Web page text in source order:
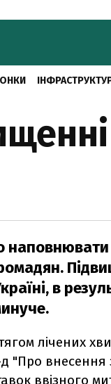
в
лічених
"Про
ввізного